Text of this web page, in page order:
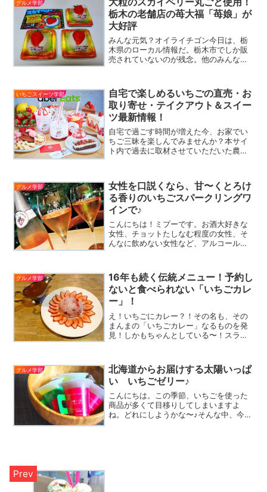
グルメ学部
栃木の老舗店の苺大福「苺娘」が
大好評
みんな元気？オイライチゴン今日は、栃
木県のローカル情報だ。栃木市でしか販
売されていないのが残念。他のみんなに
らうぜ。栃木県栃木市の和菓子店「かの
こ庵」（店主 福田和夫さ...
いちごスイーツ学部
自宅で楽しめるいちごの直売・お
取り寄せ・テイクアウト＆スイー
ツ最新情報！
自宅で過ごす時間が増えた今、お家でい
ちご三昧を楽しんでみませんか？本サイ
ト内で過去に取材させていただいた農園
ろもあります。今回は自宅でいちごを楽
しめる様々なサービスにつ...
グルメ学部
女性を口説くなら、甘〜くとろけ
る香りのいちごスパークリングワ
インで♪
こんにちは！ミプーです。お酒大好きな
女性、チョットたしなむ程度の女性、そ
んなに飲めない女性など、アルコールに
い香りに乙女はうっとりするということ
です。特に好きなフルーツ...
グルメ学部
16年も続く伝統メニュー！予約し
ないと食べられない「いちごカレ
ー」！
え！いちごにカレー？！その名も、その
まんまの「いちごカレー」なるものを発
見！しかもちゃんとしている〜！スライ
が！この素晴らしい発想のメニューを提
供しているのは、東京浅草...
グルメ学部
北海道からお届けする太陽いっぱ
い いちごゼリー♪
こんにちは。この季節、いちごを使った
商品が多くて目移りしてしまいますよ
ね。どれにしようかな〜♪そんな中、今回